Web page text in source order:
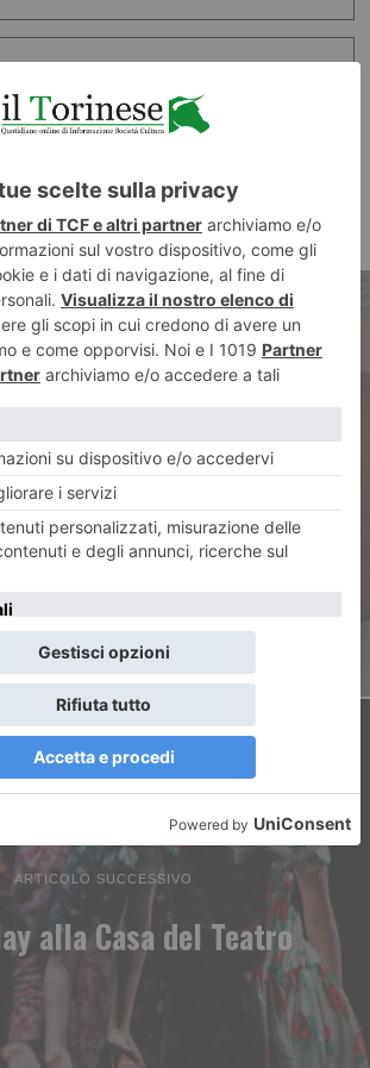
alla scoperta di Casa
Pellico
ARTICOLO SUCCESSIVO
alla Casa del Teatro